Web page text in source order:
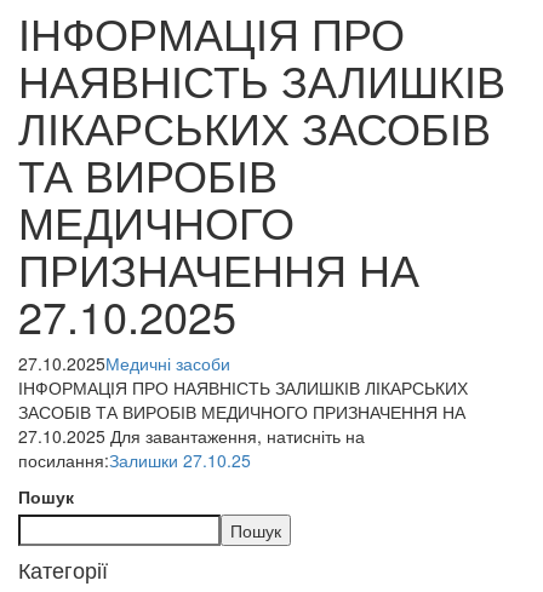
ІНФОРМАЦІЯ ПРО
НАЯВНІСТЬ ЗАЛИШКІВ
ЛІКАРСЬКИХ ЗАСОБІВ
ТА ВИРОБІВ
МЕДИЧНОГО
ПРИЗНАЧЕННЯ НА
27.10.2025
27.10.2025Медичні засоби
ІНФОРМАЦІЯ ПРО НАЯВНІСТЬ ЗАЛИШКІВ ЛІКАРСЬКИХ
ЗАСОБІВ ТА ВИРОБІВ МЕДИЧНОГО ПРИЗНАЧЕННЯ НА
27.10.2025 Для завантаження, натисніть на
посилання:Залишки 27.10.25
Пошук
Пошук
Категорії